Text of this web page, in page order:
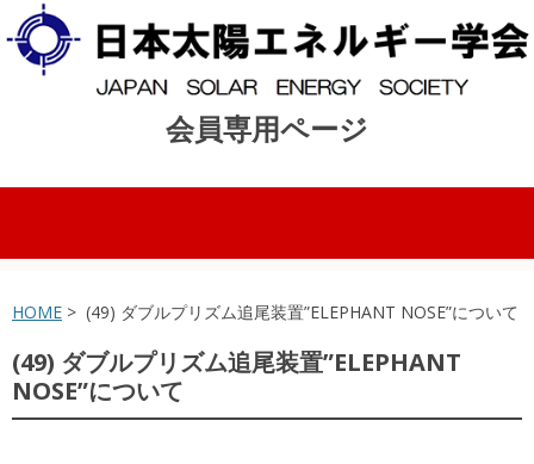
会員専用ページ
コンテンツへスキップ
HOME > (49) ダブルプリズム追尾装置”ELEPHANT NOSE”について
(49) ダブルプリズム追尾装置”ELEPHANT
NOSE”について